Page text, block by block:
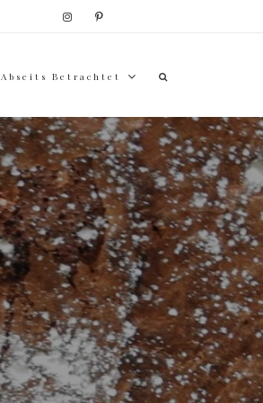
Abseits Betrachtet